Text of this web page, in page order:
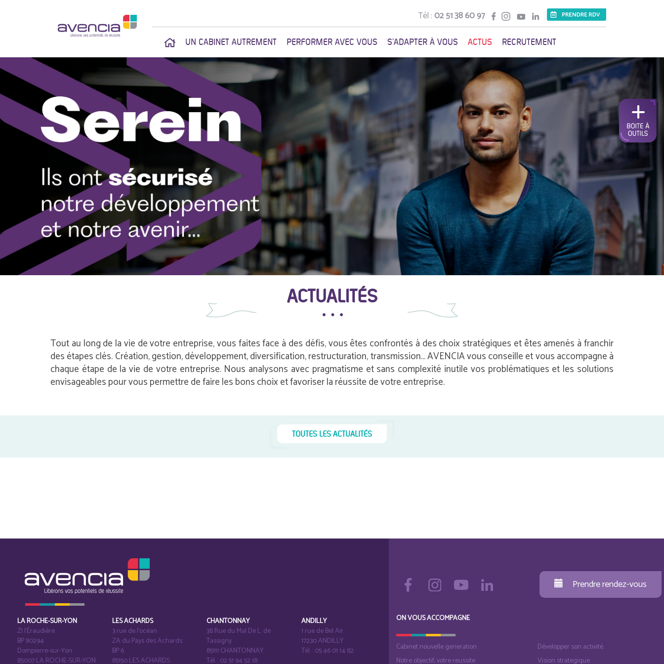
Tél :02 51 38 60 97
UN CABINET AUTREMENT PERFORMER AVEC VOUS S'ADAPTER À VOUS ACTUS RECRUTEMENT
ACTUALITÉS
Tout au long de la vie de votre entreprise, vous faites face à des défis, vous êtes confrontés à des choix stratégiques et êtes amenés à franchir
des étapes clés. Création, gestion, développement, diversification, restructuration, transmission… AVENCIA vous conseille et vous accompagne à
chaque étape de la vie de votre entreprise. Nous analysons avec pragmatisme et sans complexité inutile vos problématiques et les solutions
envisageables pour vous permettre de faire les bons choix et favoriser la réussite de votre entreprise.
TOUTES LES ACTUALITÉS
LA ROCHE-SUR-YON
ZI l‘Éraudière
BP 80294
Dompierre-sur-Yon
85007 LA ROCHE-SUR-YON
LES ACHARDS
3 rue de l’océan
ZA du Pays des Achards
BP 6
85150 LES ACHARDS
CHANTONNAY
38 Rue du Mal De L. de
Tassigny
85111 CHANTONNAY
Tél. : 02 51 94 52 18
ANDILLY
1 rue de Bel Air
17230 ANDILLY
Tél. : 05 46 01 14 82
Prendre rendez-vous
ON VOUS ACCOMPAGNE
Cabinet nouvelle generation
Notre objectif, votre reussite
Développer son activité
Vision strategique